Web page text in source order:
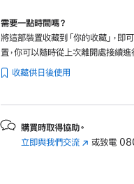
需要一點時間嗎？
將這部裝置收藏到「你的收藏」，即
置，你可以隨時從上次離開處接續進
收藏供日後使用
購買時取得協助。
立即與我們交流 (以 或致電